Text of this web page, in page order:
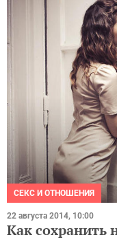
СЕКС И ОТНОШЕНИЯ
22 августа 2014, 10:00
Как сохранить